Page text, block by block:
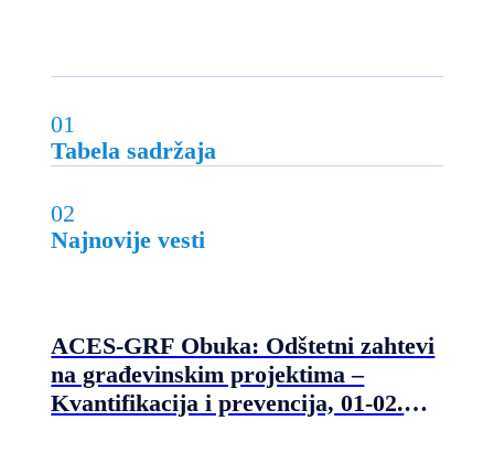
01
Tabela sadržaja
02
Najnovije vesti
ACES-GRF Obuka: Odštetni zahtevi
na građevinskim projektima –
Kvantifikacija i prevencija, 01-02.